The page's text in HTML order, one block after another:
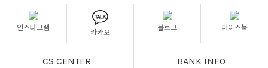
인스타그램
카카오
블로그 페이스북
CS CENTER
BANK INFO